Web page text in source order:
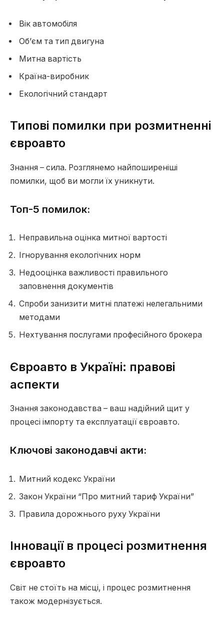
Вік автомобіля
Об’єм та тип двигуна
Митна вартість
Країна-виробник
Екологічний стандарт
Типові помилки при розмитненні
євроавто
Знання – сила. Розглянемо найпоширеніші
помилки, щоб ви могли їх уникнути.
Топ-5 помилок:
Неправильна оцінка митної вартості
Ігнорування екологічних норм
Недооцінка важливості правильного
заповнення документів
Спроби занизити митні платежі нелегальними
методами
Нехтування послугами професійного брокера
Євроавто в Україні: правові
аспекти
Знання законодавства – ваш надійний щит у
процесі імпорту та експлуатації євроавто.
Ключові законодавчі акти:
Митний кодекс України
Закон України “Про митний тариф України”
Правила дорожнього руху України
Інновації в процесі розмитнення
євроавто
Світ не стоїть на місці, і процес розмитнення
також модернізується.